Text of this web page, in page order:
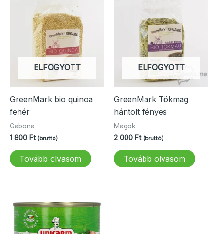
ELFOGYOTT
GreenMark bio quinoa
fehér
Gabona
1 800 Ft (bruttó)
Tovább olvasom
ELFOGYOTT
GreenMark Tökmag
hántolt fényes
Magok
2 000 Ft (bruttó)
Tovább olvasom